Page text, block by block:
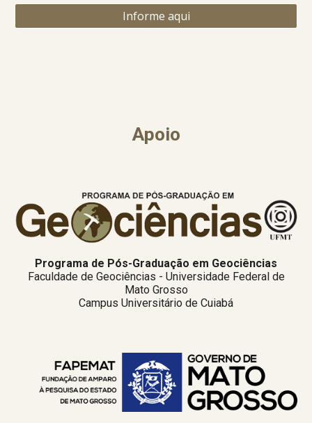
Informe aqui
Apoio
Programa de Pós-Graduação em Geociências
Faculdade de Geociências - Universidade Federal de
Mato Grosso
Campus Universitário de Cuiabá